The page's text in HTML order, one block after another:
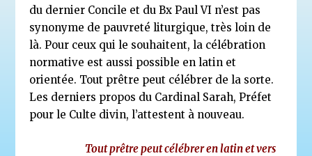
du dernier Concile et du Bx Paul VI n’est pas
synonyme de pauvreté liturgique, très loin de
là. Pour ceux qui le souhaitent, la célébration
normative est aussi possible en latin et
orientée. Tout prêtre peut célébrer de la sorte.
Les derniers propos du Cardinal Sarah, Préfet
pour le Culte divin, l’attestent à nouveau.
Tout prêtre peut célébrer en latin et vers